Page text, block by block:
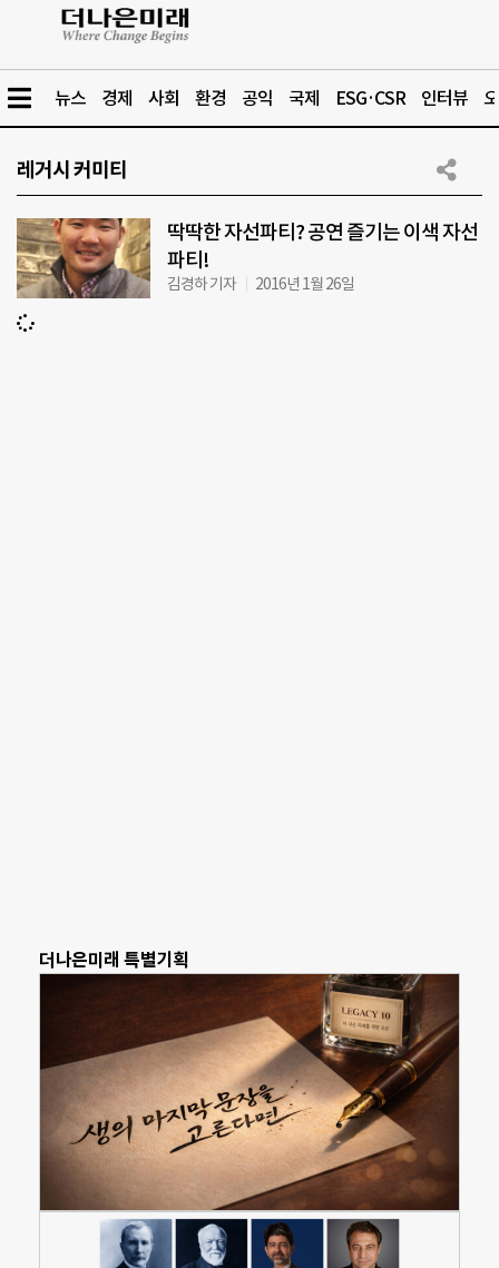
뉴스 경제 사회 환경 공익 국제 ESG·CSR 인터뷰
레거시 커미티
딱딱한 자선파티? 공연 즐기는 이색 자선
파티!
김경하 기자 2016년 1월 26일
더나은미래 특별기획